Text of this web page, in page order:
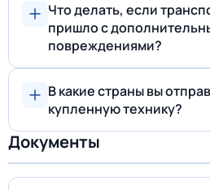
Что делать, если
пришло c
повреждениями?
В какие страны вы
купленную технику?
Документы